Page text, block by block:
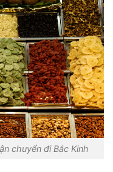
chuyển đi Bắc Kinh